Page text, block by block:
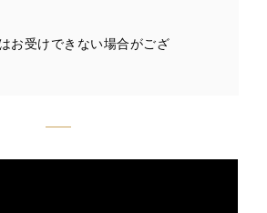
お受けできない場合がござ